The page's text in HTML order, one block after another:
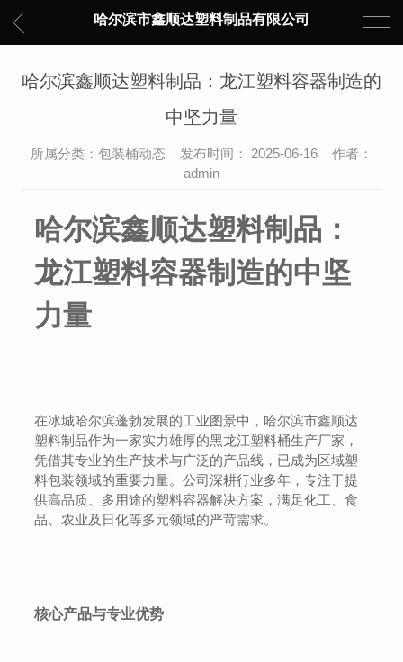
哈尔滨市鑫顺达塑料制品有限公司
哈尔滨鑫顺达塑料制品：龙江塑料容器制造的
中坚力量
所属分类：包装桶动态 发布时间： 2025-06-16 作者：
admin
哈尔滨鑫顺达塑料制品：
龙江塑料容器制造的中坚
力量
在冰城哈尔滨蓬勃发展的工业图景中，哈尔滨市鑫顺达
塑料制品作为一家实力雄厚的黑龙江塑料桶生产厂家，
凭借其专业的生产技术与广泛的产品线，已成为区域塑
料包装领域的重要力量。公司深耕行业多年，专注于提
供高品质、多用途的塑料容器解决方案，满足化工、食
品、农业及日化等多元领域的严苛需求。
核心产品与专业优势